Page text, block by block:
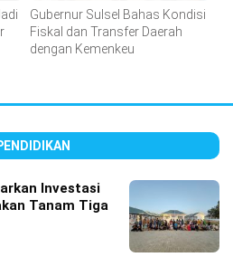
Gubernur Sulsel Bahas Kondisi
Fiskal dan Transfer Daerah
dengan Kemenkeu
Investasi
Tanam Tiga